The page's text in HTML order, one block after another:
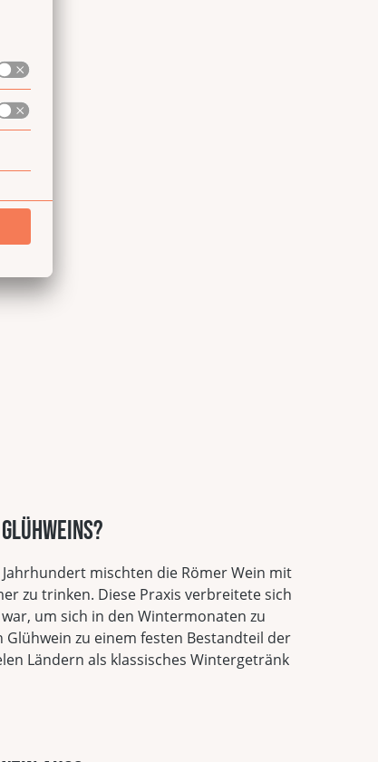
mischten die Römer Wein mit
zu trinken. Diese Praxis verbreitete sich
um sich in den Wintermonaten zu
zu einem festen Bestandteil der
Ländern als klassisches Wintergetränk